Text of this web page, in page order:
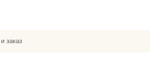
заказ